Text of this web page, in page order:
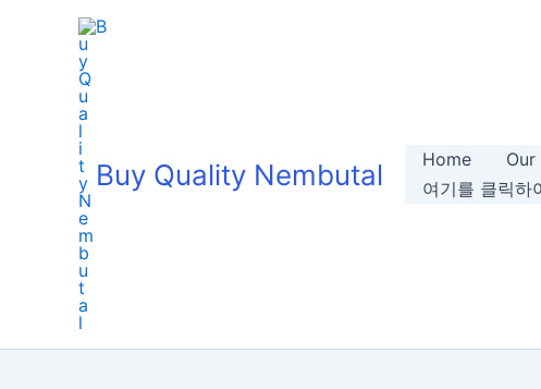
Buy Quality Nembutal Home
여기를 클릭